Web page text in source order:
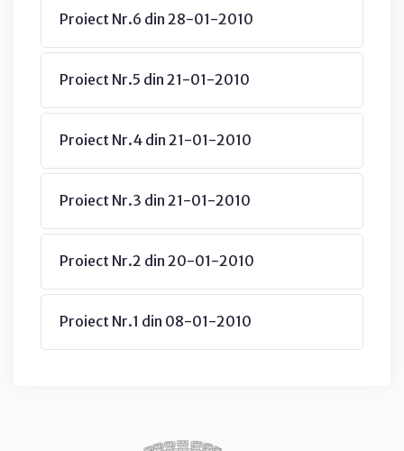
Proiect Nr.6 din 28-01-2010
Proiect Nr.5 din 21-01-2010
Proiect Nr.4 din 21-01-2010
Proiect Nr.3 din 21-01-2010
Proiect Nr.2 din 20-01-2010
Proiect Nr.1 din 08-01-2010